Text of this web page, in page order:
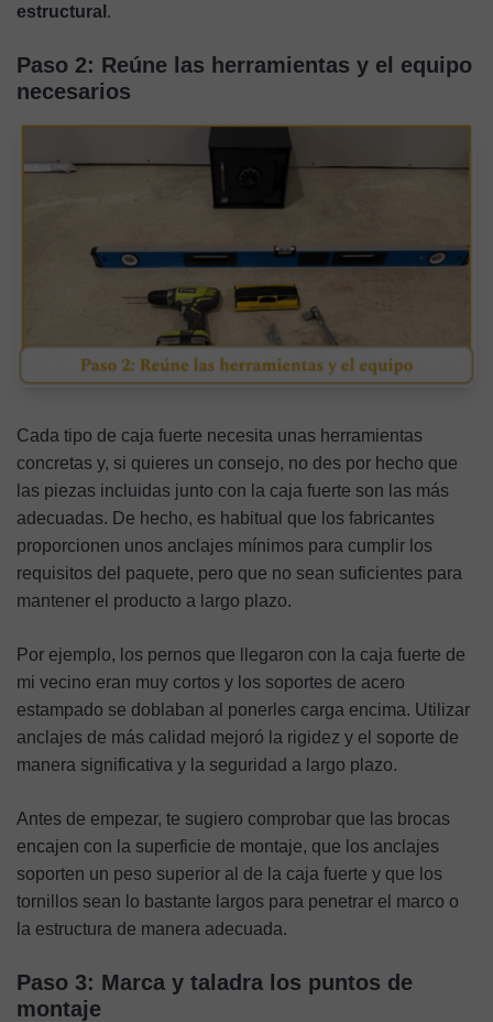
estructural .
Paso 2: Reúne las herramientas y el equipo
necesarios
Cada tipo de caja fuerte necesita unas herramientas
concretas y, si quieres un consejo, no des por hecho que
las piezas incluidas junto con la caja fuerte son las más
adecuadas. De hecho, es habitual que los fabricantes
proporcionen unos anclajes mínimos para cumplir los
requisitos del paquete, pero que no sean suficientes para
mantener el producto a largo plazo.
Por ejemplo, los pernos que llegaron con la caja fuerte de
mi vecino eran muy cortos y los soportes de acero
estampado se doblaban al ponerles carga encima. Utilizar
anclajes de más calidad mejoró la rigidez y el soporte de
manera significativa y la seguridad a largo plazo.
Antes de empezar, te sugiero comprobar que las brocas
encajen con la superficie de montaje, que los anclajes
soporten un peso superior al de la caja fuerte y que los
tornillos sean lo bastante largos para penetrar el marco o
la estructura de manera adecuada.
Paso 3: Marca y taladra los puntos de
montaje